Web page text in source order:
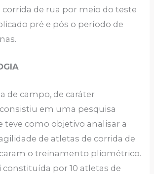
corrida de rua por meio do teste
pré e pós o período de
de campo, de caráter
em uma pesquisa
teve como objetivo analisar a
de atletas de corrida de
o treinamento pliométrico.
constituída por 10 atletas de